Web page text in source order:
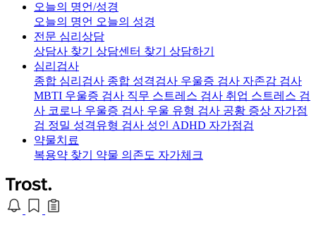
오늘의 명언/성경
오늘의 명언 오늘의 성경
전문 심리상담
상담사 찾기 상담센터 찾기 상담하기
심리검사
종합 심리검사 종합 성격검사 우울증 검사 자존감 검사
MBTI 우울증 검사 직무 스트레스 검사 취업 스트레스 검
사 코로나 우울증 검사 우울 유형 검사 공황 증상 자가점
검 정밀 성격유형 검사 성인 ADHD 자가점검
약물치료
복용약 찾기 약물 의존도 자가체크